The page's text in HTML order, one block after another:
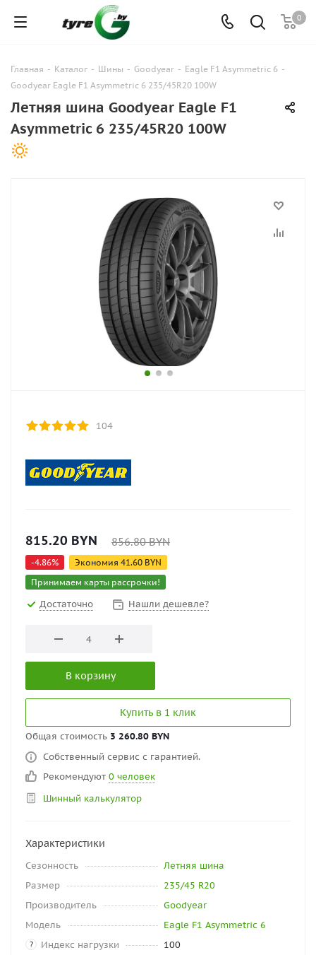
0
Главная - Каталог - Шины - Goodyear - Eagle F1 Asymmetric 6 -
Goodyear Eagle F1 Asymmetric 6 235/45R20 100W
Летняя шина Goodyear Eagle F1
Asymmetric 6 235/45R20 100W
104
815.20 BYN 856.80BYN
-4.86% Экономия 41.60 BYN
Принимаем карты рассрочки!
Достаточно Нашли дешевле?
В корзину
Купить в 1 клик
Общая стоимость 3 260.80 BYN
Собственный сервис с гарантией.
Рекомендуют 0 человек
Шинный калькулятор
Характеристики
Сезонность
Летняя шина
Размер
235/45 R20
Производитель
Goodyear
Модель
Eagle F1 Asymmetric 6
? Индекс нагрузки
100